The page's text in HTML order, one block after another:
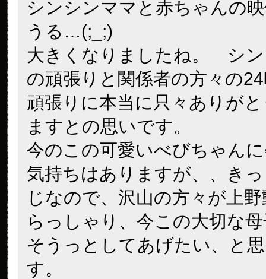
シンシンママと赤ちゃんの
うる…(;_;)
大きくなりましたね。 シ
の頑張りと関係者の方々の
頑張りに本当に只々ありが
ますとの思いです。
今のこの可愛いべびちゃん
気持ちはありますが、、き
じなので、沢山の方々が上
らっしゃり、今この大切な
そうっとしてあげたい、と
す。